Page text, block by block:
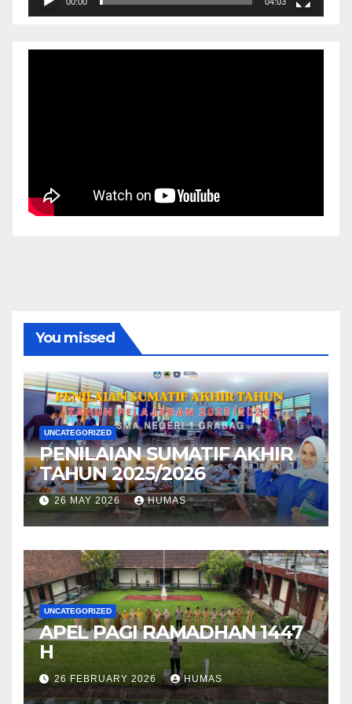
You missed
UNCATEGORIZED
PENILAIAN SUMATIF AKHIR
TAHUN 2025/2026
26 MAY 2026 HUMAS
UNCATEGORIZED
APEL PAGI RAMADHAN 1447
H
26 FEBRUARY 2026 HUMAS